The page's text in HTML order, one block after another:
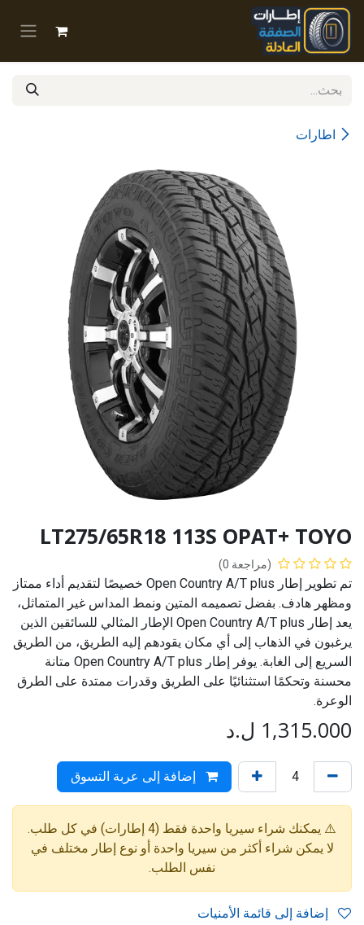
تخطي للذهاب إلى المحتوى
اطارات
LT275/65R18 113S OPAT+ TOYO
(مراجعة 0)
تم تطوير إطار Open Country A/T plus خصيصًا لتقديم أداء ممتاز
ومظهر هادف. بفضل تصميمه المتين ونمط المداس غير المتماثل،
يعد إطار Open Country A/T plus الإطار المثالي للسائقين الذين
يرغبون في الذهاب إلى أي مكان يقودهم إليه الطريق، من الطريق
السريع إلى الغابة. يوفر إطار Open Country A/T plus متانة
محسنة وتحكمًا استثنائيًا على الطريق وقدرات ممتدة على الطرق
الوعرة.
1,315.000 ل.د
إضافة إلى عربة التسوق
⚠️ يمكنك شراء سيريا واحدة فقط (4 إطارات) في كل طلب.
لا يمكن شراء أكثر من سيريا واحدة أو نوع إطار مختلف في
نفس الطلب.